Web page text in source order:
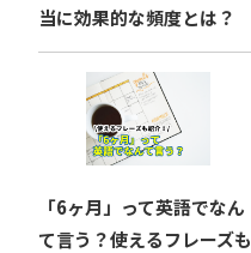
当に効果的な頻度とは？
「6ヶ月」って英語でなん
て言う？使えるフレーズも